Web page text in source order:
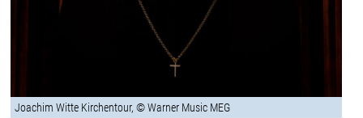
Joachim Witte Kirchentour, © Warner Music MEG